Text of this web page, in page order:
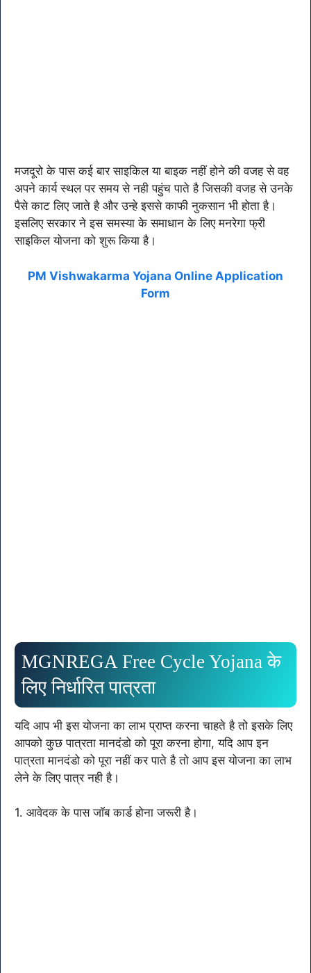
मजदूरो के पास कई बार साइकिल या बाइक नहीं होने की वजह से वह
अपने कार्य स्थल पर समय से नही पहुंच पाते है जिसकी वजह से उनके
पैसे काट लिए जाते है और उन्हे इससे काफी नुकसान भी होता है।
इसलिए सरकार ने इस समस्या के समाधान के लिए मनरेगा फ्री
साइकिल योजना को शुरू किया है।
PM Vishwakarma Yojana Online Application
Form
MGNREGA Free Cycle Yojana के
लिए निर्धारित पात्रता
यदि आप भी इस योजना का लाभ प्राप्त करना चाहते है तो इसके लिए
आपको कुछ पात्रता मानदंडो को पूरा करना होगा, यदि आप इन
पात्रता मानदंडो को पूरा नहीं कर पाते है तो आप इस योजना का लाभ
लेने के लिए पात्र नही है।
1. आवेदक के पास जॉब कार्ड होना जरूरी है।